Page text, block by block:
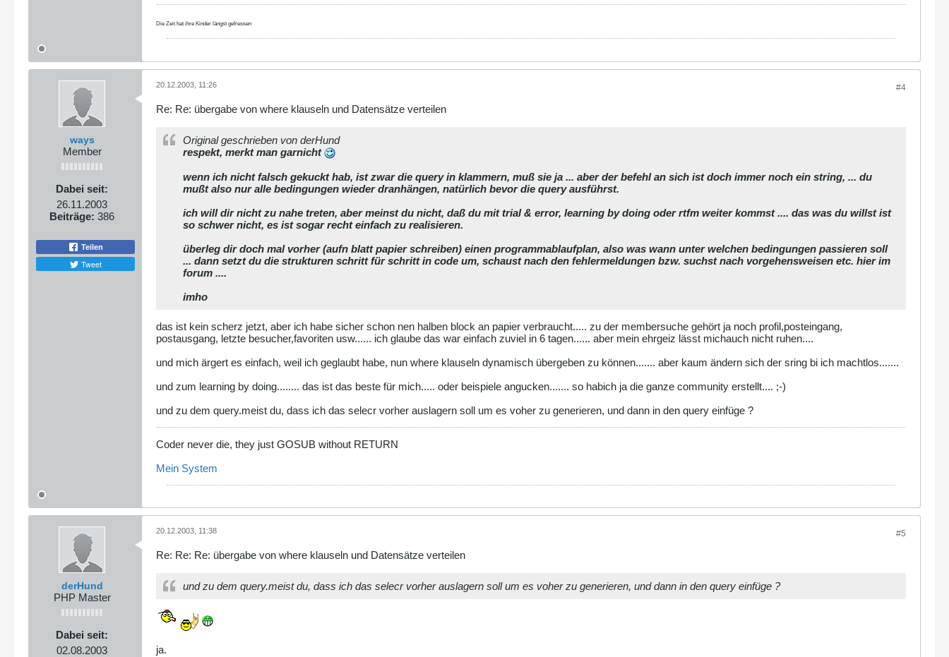
Die Zeit hat ihre Kinder längst gefressen
ways
Member
Dabei seit:
26.11.2003
Beiträge: 386
Teilen
Tweet
#4
20.12.2003, 11:26
Re: Re: übergabe von where klauseln und Datensätze verteilen
Original geschrieben von derHund
respekt, merkt man garnicht
wenn ich nicht falsch gekuckt hab, ist zwar die query in klammern, muß sie ja ... aber der befehl an sich ist doch immer noch ein string, ... du
mußt also nur alle bedingungen wieder dranhängen, natürlich bevor die query ausführst.
ich will dir nicht zu nahe treten, aber meinst du nicht, daß du mit trial & error, learning by doing oder rtfm weiter kommst .... das was du willst ist
so schwer nicht, es ist sogar recht einfach zu realisieren.
überleg dir doch mal vorher (aufn blatt papier schreiben) einen programmablaufplan, also was wann unter welchen bedingungen passieren soll
... dann setzt du die strukturen schritt für schritt in code um, schaust nach den fehlermeldungen bzw. suchst nach vorgehensweisen etc. hier im
forum ....
imho
das ist kein scherz jetzt, aber ich habe sicher schon nen halben block an papier verbraucht..... zu der membersuche gehört ja noch profil,posteingang,
postausgang, letzte besucher,favoriten usw...... ich glaube das war einfach zuviel in 6 tagen...... aber mein ehrgeiz lässt michauch nicht ruhen....
und mich ärgert es einfach, weil ich geglaubt habe, nun where klauseln dynamisch übergeben zu können....... aber kaum ändern sich der sring bi ich machtlos.......
und zum learning by doing........ das ist das beste für mich..... oder beispiele angucken....... so habich ja die ganze community erstellt.... ;-)
und zu dem query.meist du, dass ich das selecr vorher auslagern soll um es voher zu generieren, und dann in den query einfüge ?
Coder never die, they just GOSUB without RETURN
Mein System
derHund
PHP Master
Dabei seit:
02.08.2003
#5
20.12.2003, 11:38
Re: Re: Re: übergabe von where klauseln und Datensätze verteilen
und zu dem query.meist du, dass ich das selecr vorher auslagern soll um es voher zu generieren, und dann in den query einfüge ?
ja.